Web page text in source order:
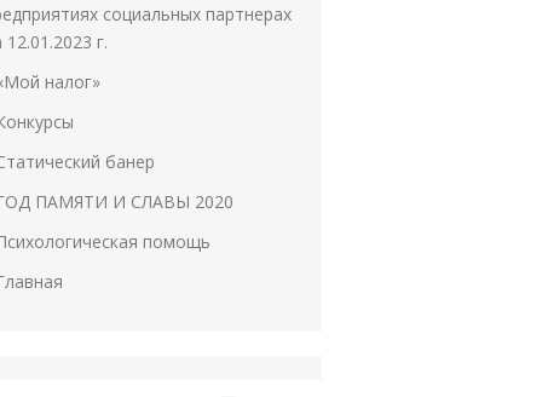
социальных партнерах
12.01.2023 г.
налог»
банер
ПАМЯТИ И СЛАВЫ 2020
помощь